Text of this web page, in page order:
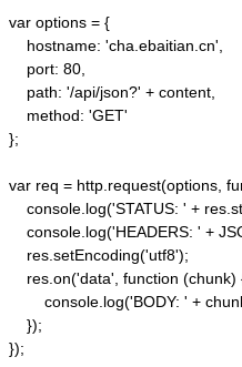
var options = {
    hostname: 'cha.ebaitian.cn',
    port: 80,
    path: '/api/json?' + content,
    method: 'GET'
};
var req = http.request(options,
console.log('STATUS: ' +
console.log('HEADERS: ' +
    res.setEncoding('utf8');
res.on('data', function (chunk)
console.log('BODY: ' +
    });
});